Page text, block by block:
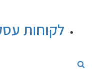
לקוחות